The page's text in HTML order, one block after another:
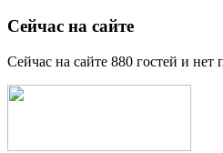
Сейчас на сайте
Сейчас на сайте 880 гостей и нет